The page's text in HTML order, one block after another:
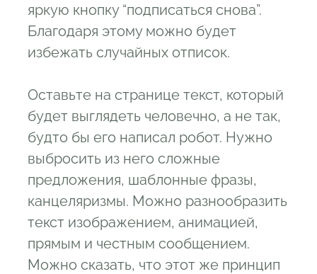
яркую кнопку “подписаться снова”.
Благодаря этому можно будет
избежать случайных отписок.
Оставьте на странице текст, который
будет выглядеть человечно, а не так,
будто бы его написал робот. Нужно
выбросить из него сложные
предложения, шаблонные фразы,
канцеляризмы. Можно разнообразить
текст изображением, анимацией,
прямым и честным сообщением.
Можно сказать, что этот же принцип